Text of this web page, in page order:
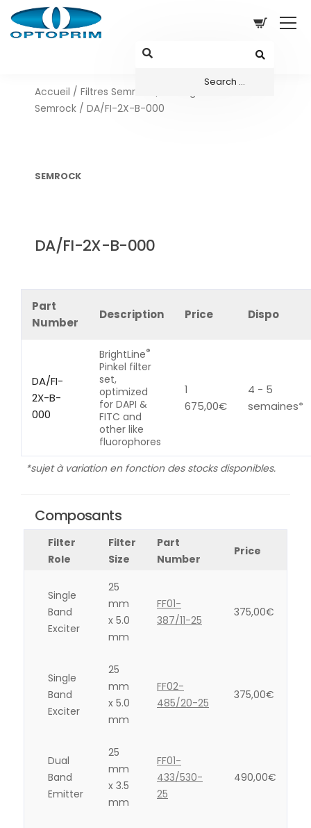
Accueil / Filtres Semrock
Semrock / DA/FI-2X-B-000
SEMROCK
DA/FI-2X-B-000
Part
Number
Description Price Dispo
DA/FI-
2X-B-
000
BrightLine®
Pinkel filter
set,
optimized
for DAPI &
FITC and
other like
fluorophores
1
675,00€
4 - 5
semaines*
*sujet à variation en fonction des stocks disponibles.
Composants
Filter
Role
Filter
Size
Part
Number
Price
Single
Band
Exciter
25
mm
x 5.0
mm
FF01-
387/11-25
375,00€
Single
Band
Exciter
25
mm
x 5.0
mm
FF02-
485/20-25
375,00€
Dual
Band
Emitter
25
mm
x 3.5
mm
FF01-
433/530-
25
490,00€